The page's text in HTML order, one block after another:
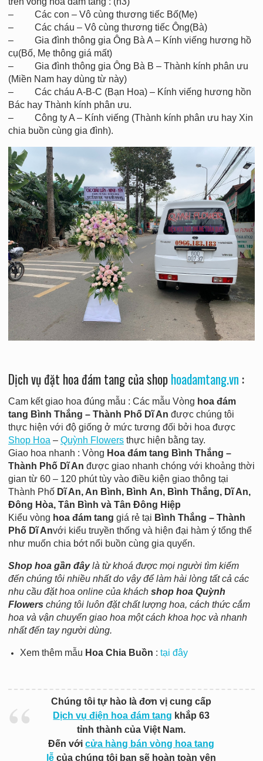
– Các con – Vô cùng thương tiếc Bố(Mẹ)
– Các cháu – Vô cùng thương tiếc Ông(Bà)
– Gia đình thông gia Ông Bà A – Kính viếng hương hồ
cụ(Bố, Mẹ thông giá mất)
– Gia đình thông gia Ông Bà B – Thành kính phân ưu
(Miền Nam hay dùng từ này)
– Các cháu A-B-C (Bạn Hoa) – Kính viếng hương hồn
Bác hay Thành kính phân ưu.
– Công ty A – Kính viếng (Thành kính phân ưu hay Xin
chia buồn cùng gia đình).
Dịch vụ đặt hoa đám tang của shophoadamtang.vn :
Cam kết giao hoa đúng mẫu : Các mẫu Vòng hoa đám
tang Bình Thắng – Thành Phố Dĩ An được chúng tôi
thực hiện với độ giống ở mức tương đối bởi hoa được
Shop Hoa – Quỳnh Flowersthực hiện bằng tay.
Giao hoa nhanh : Vòng Hoa đám tang Bình Thắng –
Thành Phố Dĩ An được giao nhanh chóng với khoảng thời
gian từ 60 – 120 phút tùy vào điều kiện giao thông tại
Thành Phố Dĩ An, An Bình, Bình An, Bình Thắng, Dĩ An,
Đông Hòa, Tân Bình và Tân Đông Hiệp
Kiểu vòng hoa đám tang giá rẻ tại Bình Thắng – Thành
Phố Dĩ Anvới kiểu truyền thống và hiện đại hàm ý tổng thể
như muốn chia bớt nổi buồn cùng gia quyến.
Shop hoa gần đâylà từ khoá được mọi người tìm kiếm
đến chúng tôi nhiều nhất do vậy để làm hài lòng tất cả các
nhu cầu đặt hoa online của khách shop hoa Quỳnh
Flowers chúng tôi luôn đặt chất lượng hoa, cách thức cắm
hoa và vận chuyển giao hoa một cách khoa học và nhanh
nhất đến tay người dùng.
Xem thêm mẫu Hoa Chia Buồn : tại đây
Chúng tôi tự hào là đơn vị cung cấp
Dịch vụ điện hoa đám tang khắp 63
tỉnh thành của Việt Nam.
Đến vớicửa hàng bán vòng hoa tang
lễ của chúng tôi bạn sẽ hoàn toàn yên